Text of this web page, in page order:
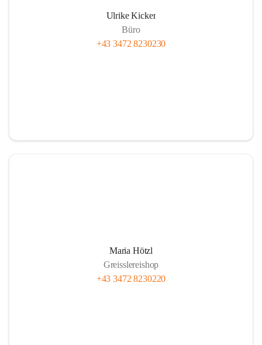
Ulrike Kicker
Büro
+43 3472 8230230
Maria Hötzl
Greisslereishop
+43 3472 8230220